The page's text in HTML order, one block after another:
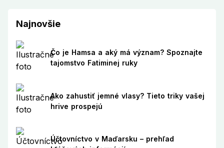
Najnovšie
Čo je Hamsa a aký má význam? Spoznajte
tajomstvo Fatiminej ruky
Ako zahustiť jemné vlasy? Tieto triky vašej
hrive prospejú
Účtovníctvo v Maďarsku – prehľad